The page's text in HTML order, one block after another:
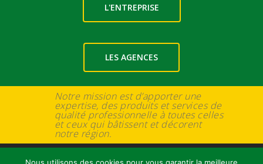
L'ENTREPRISE
LES AGENCES
Notre mission est d’apporter une
expertise, des produits et services de
qualité professionnelle à toutes celles
et ceux qui bâtissent et décorent
notre région.